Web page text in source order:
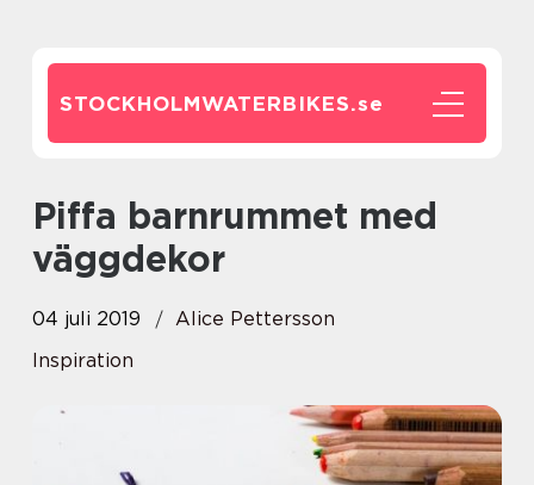
STOCKHOLMWATERBIKES.se
Piffa barnrummet med
väggdekor
04 juli 2019
Alice Pettersson
Inspiration